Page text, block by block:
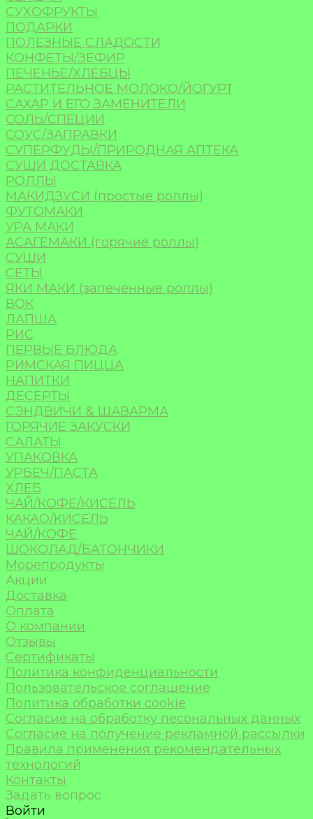
СУХОФРУКТЫ
ПОДАРКИ
ПОЛЕЗНЫЕ СЛАДОСТИ
КОНФЕТЫ/ЗЕФИР
ПЕЧЕНЬЕ/ХЛЕБЦЫ
РАСТИТЕЛЬНОЕ МОЛОКО/ЙОГУРТ
САХАР И ЕГО ЗАМЕНИТЕЛИ
СОЛЬ/СПЕЦИИ
СОУС/ЗАПРАВКИ
СУПЕРФУДЫ/ПРИРОДНАЯ АПТЕКА
СУШИ ДОСТАВКА
РОЛЛЫ
МАКИДЗУСИ (простые роллы)
ФУТОМАКИ
УРА МАКИ
АСАГЕМАКИ (горячие роллы)
СУШИ
СЕТЫ
ЯКИ МАКИ (запеченные роллы)
ВОК
ЛАПША
РИС
ПЕРВЫЕ БЛЮДА
РИМСКАЯ ПИЦЦА
НАПИТКИ
ДЕСЕРТЫ
СЭНДВИЧИ & ШАВАРМА
ГОРЯЧИЕ ЗАКУСКИ
САЛАТЫ
УПАКОВКА
УРБЕЧ/ПАСТА
ХЛЕБ
ЧАЙ/КОФЕ/КИСЕЛЬ
КАКАО/КИСЕЛЬ
ЧАЙ/КОФЕ
ШОКОЛАД/БАТОНЧИКИ
Морепродукты
Акции
Доставка
Оплата
О компании
Отзывы
Сертификаты
Политика конфиденциальности
Пользовательское соглашение
Политика обработки cookie
Согласие на обработку песональных данных
Согласие на получение рекламной рассылки
Правила применения рекомендательных
технологий
Контакты
Задать вопрос
Войти